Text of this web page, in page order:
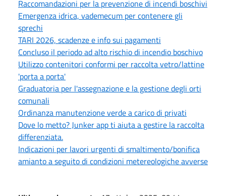
Raccomandazioni per la prevenzione di incendi boschivi
Emergenza idrica, vademecum per contenere gli
sprechi
TARI 2026, scadenze e info sui pagamenti
Concluso il periodo ad alto rischio di incendio boschivo
Utilizzo contenitori conformi per raccolta vetro/lattine
'porta a porta'
Graduatoria per l'assegnazione e la gestione degli orti
comunali
Ordinanza manutenzione verde a carico di privati
Dove lo metto? Junker app ti aiuta a gestire la raccolta
differenziata.
Indicazioni per lavori urgenti di smaltimento/bonifica
amianto a seguito di condizioni metereologiche avverse